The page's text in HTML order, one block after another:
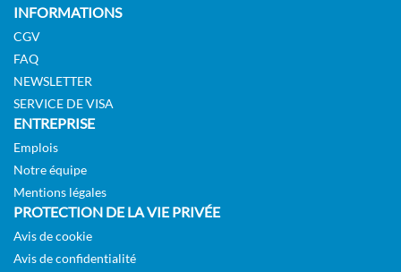
INFORMATIONS
CGV
FAQ
NEWSLETTER
SERVICE DE VISA
ENTREPRISE
Emplois
Notre équipe
Mentions légales
PROTECTION DE LA VIE PRIVÉE
Avis de cookie
Avis de confidentialité